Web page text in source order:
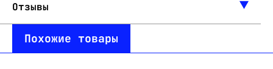
Отзывы
Похожие товары